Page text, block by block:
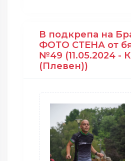
В подкрепа на
ФОТО СТЕНА от
№49 (11.05.2024 -
(Плевен))